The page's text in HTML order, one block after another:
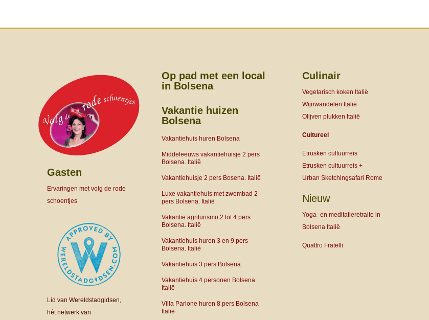
Gasten
Ervaringen met volg de rode
schoentjes
Lid van Wereldstadgidsen,
hét netwerk van
Op pad met een local
in Bolsena
Vakantie huizen
Bolsena
Vakantiehuis huren Bolsena
Middeleeuws vakantiehuisje 2 pers
Bolsena. Italië
Vakantiehuisje 2 pers Bosena. Italië
Luxe vakantiehuis met zwembad 2
pers Bolsena. Italië
Vakantie agriturismo 2 tot 4 pers
Bolsena. Italië
Vakantiehuis huren 3 en 9 pers
Bolsena. Italië
Vakantiehuis 3 pers Bolsena.
Vakantiehuis 4 personen Bolsena.
Italië
Villa Parione huren 8 pers Bolsena
Italië
Culinair
Vegetarisch koken Italië
Wijnwandelen Italië
Olijven plukken Italië
Cultureel
Etrusken cultuurreis
Etrusken cultuurreis +
Urban Sketchingsafari Rome
Nieuw
Yoga- en meditatieretraite in
Bolsena Italië
Quattro Fratelli